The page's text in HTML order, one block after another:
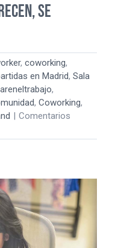
se
, coworking,
en Madrid, Sala
,
, Coworking,
| Comentarios